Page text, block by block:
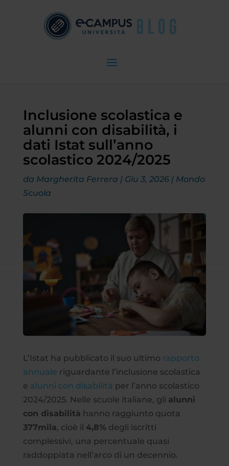
Inclusione scolastica e
alunni con disabilità, i
dati Istat sull’anno
scolastico 2024/2025
da Margherita Ferrera | Giu 3, 2026| Mondo
Scuola
L’Istat ha pubblicato il suo ultimo rapporto
annuale riguardante l’inclusione scolastica
e alunni con disabilità per l’anno scolastico
2024/2025. Nelle scuole italiane, gli alunni
con disabilità hanno raggiunto quota
377mila, cioè il 4,8% degli iscritti
complessivi, una percentuale quasi
raddoppiata nell’arco di un decennio.